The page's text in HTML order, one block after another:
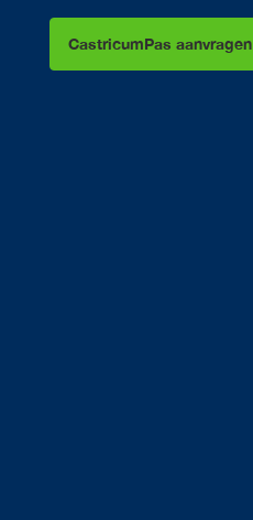
CastricumPas aanvragen